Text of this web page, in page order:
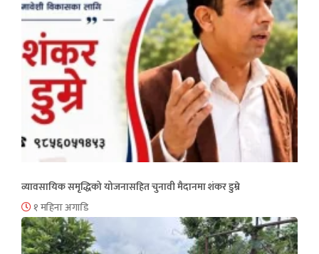
व्यावसायिक समृद्धिको योजनासहित चुनावी मैदानमा शंकर डुम्रे
१ महिना अगाडि